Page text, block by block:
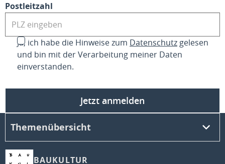
Postleitzahl
Ja, ich habe die Hinweise zum Datenschutz gelesen
und bin mit der Verarbeitung meiner Daten
einverstanden.
Jetzt anmelden
BAUKULTUR
Themenübersicht